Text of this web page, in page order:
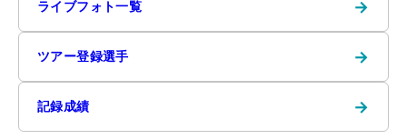
ライブフォト一覧 →
ツアー登録選手 →
記録成績 →